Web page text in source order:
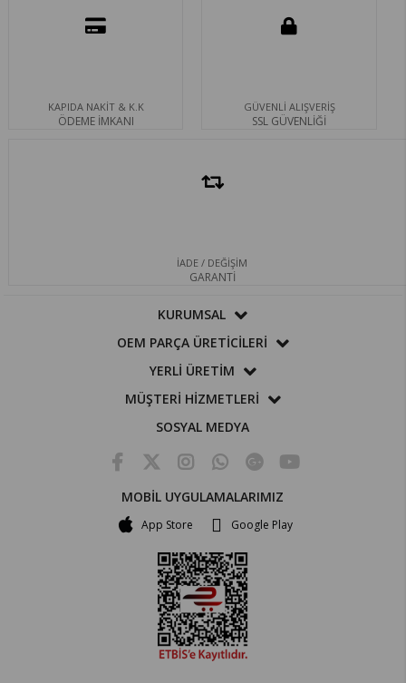
KAPIDA NAKİT & K.K
ÖDEME İMKANI
GÜVENLİ ALIŞVERİŞ
SSL GÜVENLİĞİ
İADE / DEĞİŞİM
GARANTİ
KURUMSAL
OEM PARÇA ÜRETİCİLERİ
YERLİ ÜRETİM
MÜŞTERİ HİZMETLERİ
SOSYAL MEDYA
MOBİL UYGULAMALARIMIZ
App Store Google Play